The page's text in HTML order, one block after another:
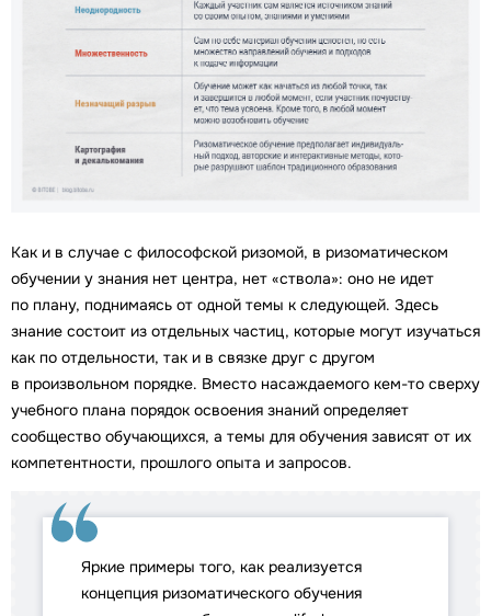
Как и в случае с философской ризомой, в ризоматическом
обучении у знания нет центра, нет «ствола»: оно не идет
по плану, поднимаясь от одной темы к следующей. Здесь
знание состоит из отдельных частиц, которые могут изучаться
как по отдельности, так и в связке друг с другом
в произвольном порядке. Вместо насаждаемого кем-то сверху
учебного плана порядок освоения знаний определяет
сообщество обучающихся, а темы для обучения зависят от их
компетентности, прошлого опыта и запросов.
Яркие примеры того, как реализуется
концепция ризоматического обучения